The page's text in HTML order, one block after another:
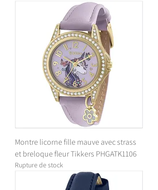
Montre licorne fille mauve avec strass
et breloque fleur Tikkers PHGATK1106
Rupture de stock